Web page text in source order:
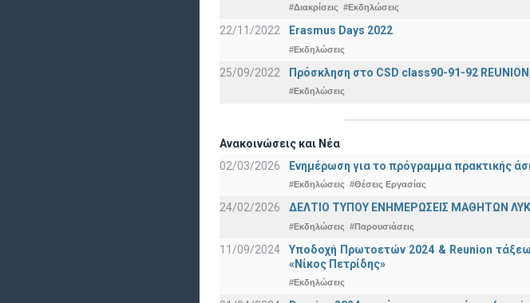
#Διακρίσεις #Εκδηλώσεις
22/11/2022 Erasmus Days 2022
#Εκδηλώσεις
25/09/2022 Πρόσκληση στο CSD class90-91-92
#Εκδηλώσεις
Ανακοινώσεις και Νέα
02/03/2026
Ενημέρωση για το πρόγραμμα πρακτικής
#Εκδηλώσεις #Θέσεις Εργασίας
24/02/2026 ΔΕΛΤΙΟ ΤΥΠΟΥ ΕΝΗΜΕΡΩΣΕΙΣ ΜΑΘΗΤΩΝ
#Εκδηλώσεις #Παρουσιάσεις
11/09/2024
Υποδοχή Πρωτοετών 2024 & Reunion
«Νίκος Πετρίδης»
#Εκδηλώσεις